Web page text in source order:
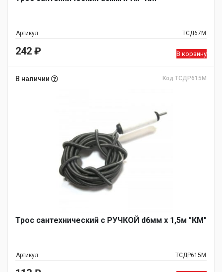
Артикул ТСД67М
242 ₽ В корзину
В наличии Код ТСДР615М
Трос сантехнический с РУЧКОЙ d6мм х 1,5м "КМ"
Артикул ТСДР615М